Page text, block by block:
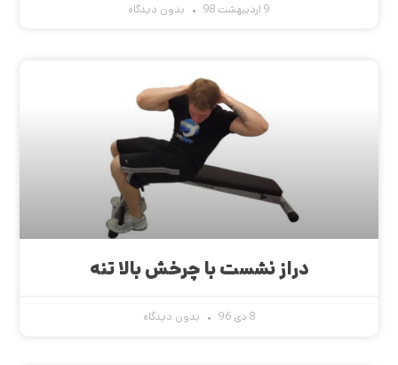
9 اردیبهشت 98 بدون دیدگاه
دراز نشست با چرخش بالا تنه
8 دی 96 بدون دیدگاه